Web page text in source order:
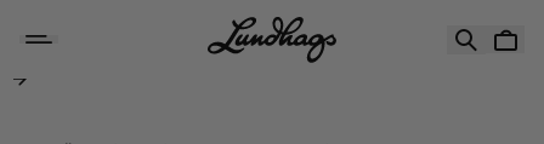
Makke Ws Pant Short